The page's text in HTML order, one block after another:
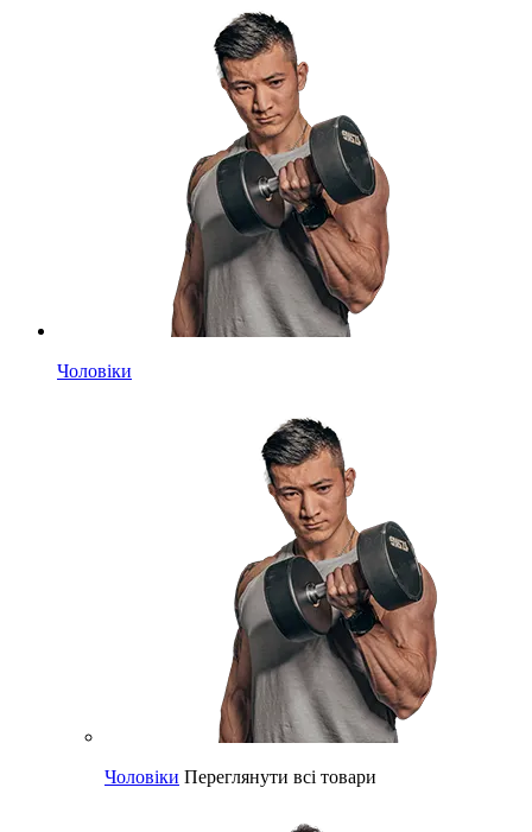
Чоловіки
Чоловіки Переглянути всі товари